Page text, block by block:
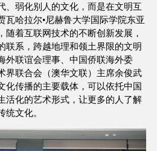
、弱化别人的文化，而是在文明互
瓦哈拉尔•尼赫鲁大学国际学院东亚
随着互联网技术的不断创新发展，
联系，跨越地理和领土界限的文明
外联谊会理事、中国侨联海外委
界联合会（澳华文联）主席余俊武
化传播的主要载体，可以依托中国
活化的艺术形式，让更多的人了解
文化。